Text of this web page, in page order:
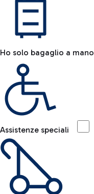
Ho solo bagaglio a mano
Assistenze speciali